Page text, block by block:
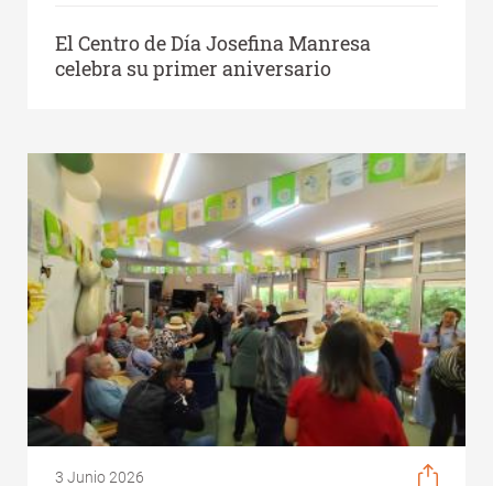
El Centro de Día Josefina Manresa
celebra su primer aniversario
3 Junio 2026